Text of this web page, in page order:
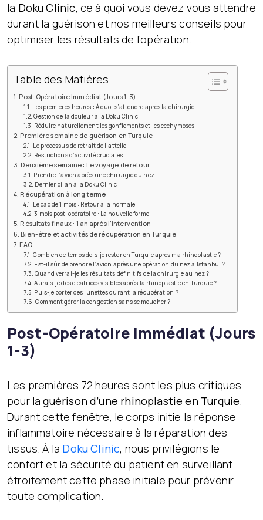
la Doku Clinic, ce à quoi vous devez vous attendre
durant la guérison et nos meilleurs conseils pour
optimiser les résultats de l’opération.
Table des Matières
Post-Opératoire Immédiat (Jours 1-3)
Les premières heures : À quoi s’attendre après la chirurgie
Gestion de la douleur à la Doku Clinic
Réduire naturellement les gonflements et les ecchymoses
Première semaine de guérison en Turquie
Le processus de retrait de l’attelle
Restrictions d’activité cruciales
Deuxième semaine : Le voyage de retour
Prendre l’avion après une chirurgie du nez
Dernier bilan à la Doku Clinic
Récupération à long terme
Le cap de 1 mois : Retour à la normale
3 mois post-opératoire : La nouvelle forme
Résultats finaux : 1 an après l’intervention
Bien-être et activités de récupération en Turquie
FAQ
Combien de temps dois-je rester en Turquie après ma rhinoplastie ?
Est-il sûr de prendre l’avion après une opération du nez à Istanbul ?
Quand verrai-je les résultats définitifs de la chirurgie au nez ?
Aurais-je des cicatrices visibles après la rhinoplastie en Turquie ?
Puis-je porter des lunettes durant la récupération ?
Comment gérer la congestion sans se moucher ?
Post-Opératoire Immédiat (Jours
1-3)
Les premières 72 heures sont les plus critiques
pour laguérison d’une rhinoplastie en Turquie.
Durant cette fenêtre, le corps initie la réponse
inflammatoire nécessaire à la réparation des
tissus. À la Doku Clinic, nous privilégions le
confort et la sécurité du patient en surveillant
étroitement cette phase initiale pour prévenir
toute complication.